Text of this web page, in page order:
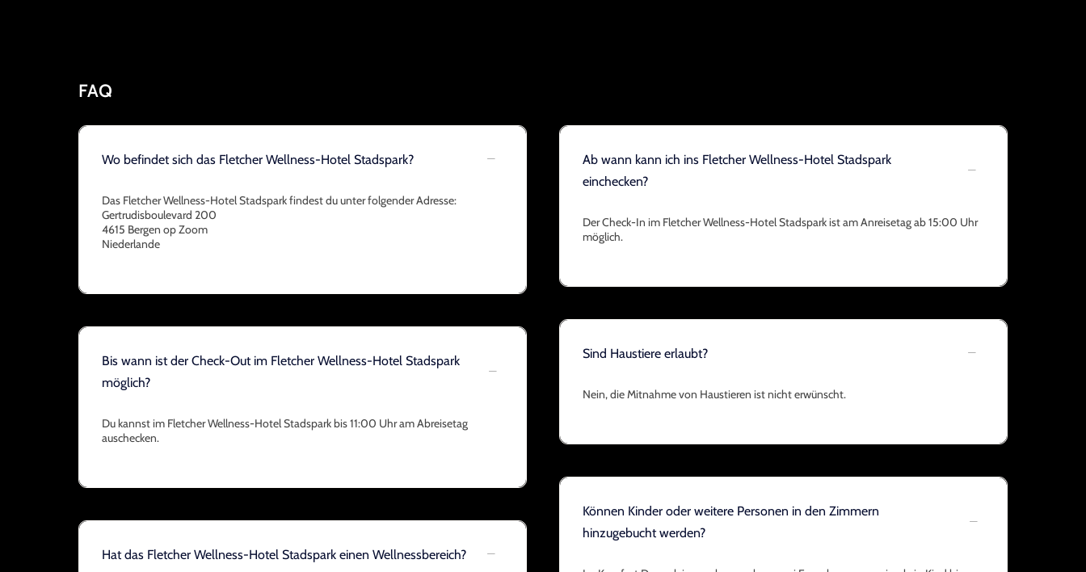
FAQ
Wo befindet sich das Fletcher Wellness-Hotel Stadspark?
Das Fletcher Wellness-Hotel Stadspark findest du unter folgender Adresse:
Gertrudisboulevard 200
4615 Bergen op Zoom
Niederlande
Bis wann ist der Check-Out im Fletcher Wellness-Hotel Stadspark
möglich?
Du kannst im Fletcher Wellness-Hotel Stadspark bis 11:00 Uhr am Abreisetag
auschecken.
Hat das Fletcher Wellness-Hotel Stadspark einen Wellnessbereich?
Ab wann kann ich ins Fletcher Wellness-Hotel Stadspark
einchecken?
Der Check-In im Fletcher Wellness-Hotel Stadspark ist am Anreisetag ab 15:00 Uhr
möglich.
Sind Haustiere erlaubt?
Nein, die Mitnahme von Haustieren ist nicht erwünscht.
Können Kinder oder weitere Personen in den Zimmern
hinzugebucht werden?